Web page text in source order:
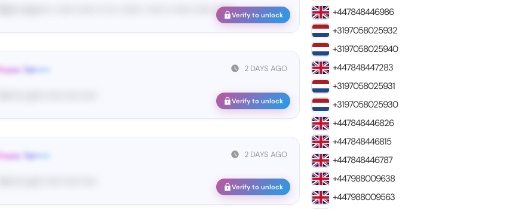
Ma•••• ka••••• • •••••• •••••• •• ••• • •••••• • ••••• •• •••••• •••••• ••••••Verify to unlock
2 DAYS AGO
From: Tel•••••
Verify to unlock
2 DAYS AGO
From: Tel•••••
Verify to unlock
+447848446986
+3197058025932
+3197058025940
+447848447283
+3197058025931
+3197058025930
+447848446826
+447848446815
+447848446787
+447988009638
+447988009563